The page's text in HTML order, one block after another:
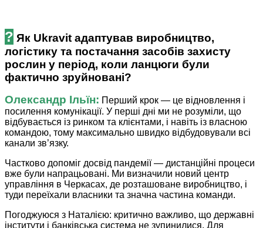
? Як Ukravit адаптував виробництво,
логістику та постачання засобів захисту
рослин у період, коли ланцюги були
фактично зруйно­вані?
Олександр Ільїн: Перший крок — це відновлення і
посилення комунікації. У перші дні ми не розуміли, що
відбувається із ринком та клієнтами, і навіть із власною
командою, тому максимально швидко відбудовували всі
канали зв’язку.
Частково допоміг досвід пандемії — дистанційні процеси
вже були напрацьовані. Ми визначили новий центр
управління в Черкасах, де розташоване виробництво, і
туди переїхали власники та значна частина ­команди.
Погоджуюся з Наталією: критично важливо, що державні
інститути і банківська система не зупинилися. Для